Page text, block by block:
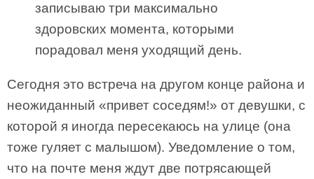
записываю три максимально
здоровских момента, которыми
порадовал меня уходящий день.
Сегодня это встреча на другом конце района и
неожиданный «привет соседям!» от девушки, с
которой я иногда пересекаюсь на улице (она
тоже гуляет с малышом). Уведомление о том,
что на почте меня ждут две потрясающей